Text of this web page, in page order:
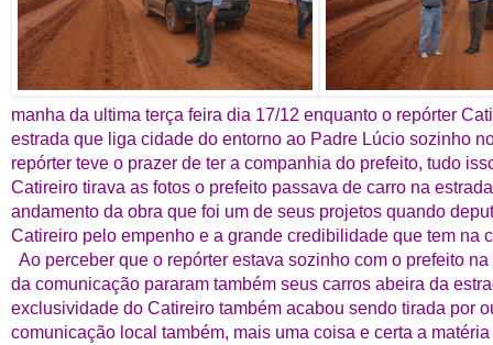
manha da ultima terça feira dia 17/12 enquanto o repórter
estrada que liga cidade do entorno ao Padre Lúcio sozinho
repórter teve o prazer de ter a companhia do prefeito, tudo
Catireiro tirava as fotos o prefeito passava de carro na
andamento da obra que foi um de seus projetos quando
Catireiro pelo empenho e a grande credibilidade que tem na
Ao perceber que o repórter estava sozinho com o prefeito
da comunicação pararam também seus carros abeira da
exclusividade do Catireiro também acabou sendo tirada por
comunicação local também, mais uma coisa e certa a